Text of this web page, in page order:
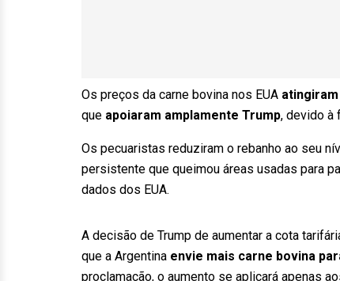
Os preços da carne bovina nos EUA
que apoiaram amplamente Trump, devido à
Os pecuaristas reduziram o rebanho ao seu
persistente que queimou áreas usadas para
dados dos EUA.
A decisão de Trump de aumentar a cota
que a Argentina envie mais carne bovina
proclamação, o aumento se aplicará apenas